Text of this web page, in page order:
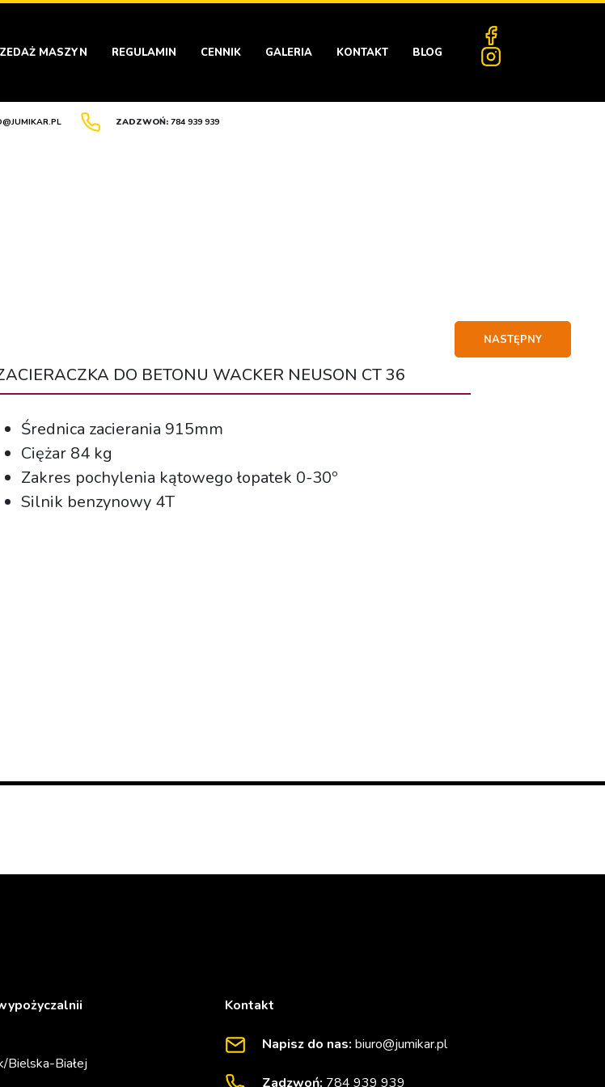
MASZYN REGULAMIN CENNIK GALERIA KONTAKT BLOG
ZADZWOŃ: 784 939 939
NASTĘPNY
DO BETONU WACKER NEUSON CT 36
Średnica zacierania 915mm
Ciężar 84 kg
Zakres pochylenia kątowego łopatek 0-30º
Silnik benzynowy 4T
Białej
Kontakt
Napisz do nas: biuro@jumikar.pl
Zadzwoń: 784 939 939